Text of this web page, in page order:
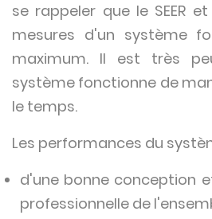
se rappeler que le SEER
mesures d'un système
maximum. Il est très
système fonctionne de
le temps.
Les performances du
d'une bonne conception
professionnelle de